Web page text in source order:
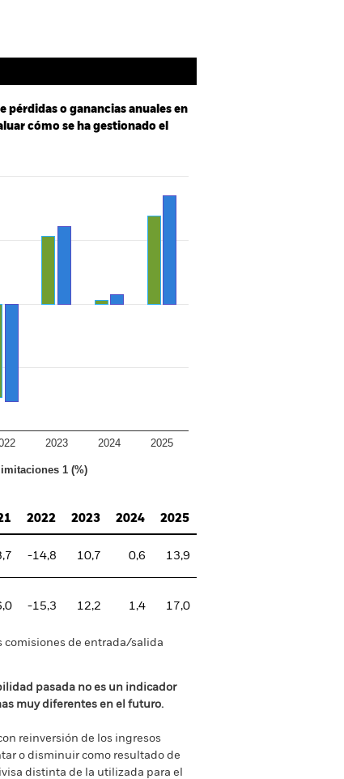
o ganancias anuales en
cómo se ha gestionado el
1 (%)
2023 2024 2025
2022 2023 2024 2025
-14,8 10,7 0,6 13,9
-15,3 12,2 1,4 17,0
comisiones de entrada/salida
pasada no es un indicador
muy diferentes en el futuro.
reinversión de los ingresos
o disminuir como resultado de
distinta de la utilizada para el